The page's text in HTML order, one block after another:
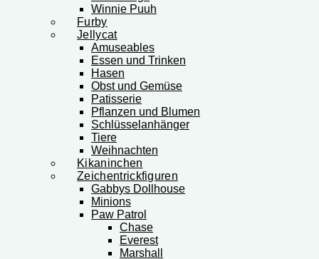
Winnie Puuh
Furby
Jellycat
Amuseables
Essen und Trinken
Hasen
Obst und Gemüse
Patisserie
Pflanzen und Blumen
Schlüsselanhänger
Tiere
Weihnachten
Kikaninchen
Zeichentrickfiguren
Gabbys Dollhouse
Minions
Paw Patrol
Chase
Everest
Marshall